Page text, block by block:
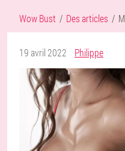
Wow Bust Des articles
19 avril 2022 Philippe